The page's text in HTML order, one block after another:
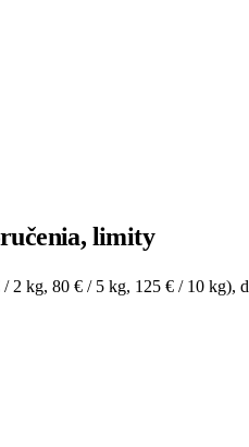
limity
kg, 80 € / 5 kg, 125 € / 10 kg),